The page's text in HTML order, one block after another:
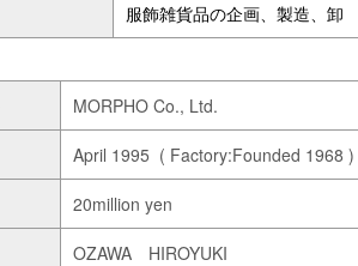
服飾雑貨品の企画、製造、卸
MORPHO Co., Ltd.
April 1995 ( Factory:Founded 1968 )
20million yen
OZAWA HIROYUKI